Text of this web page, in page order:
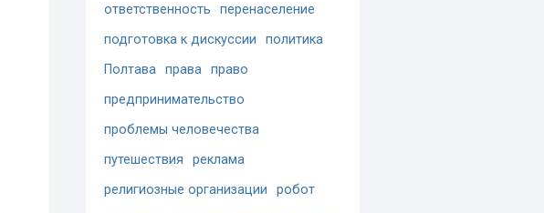
ответственность
перенаселение
подготовка к дискуссии
политика
Полтава права право
предпринимательство
проблемы человечества
путешествия
реклама
религиозные организации
робот